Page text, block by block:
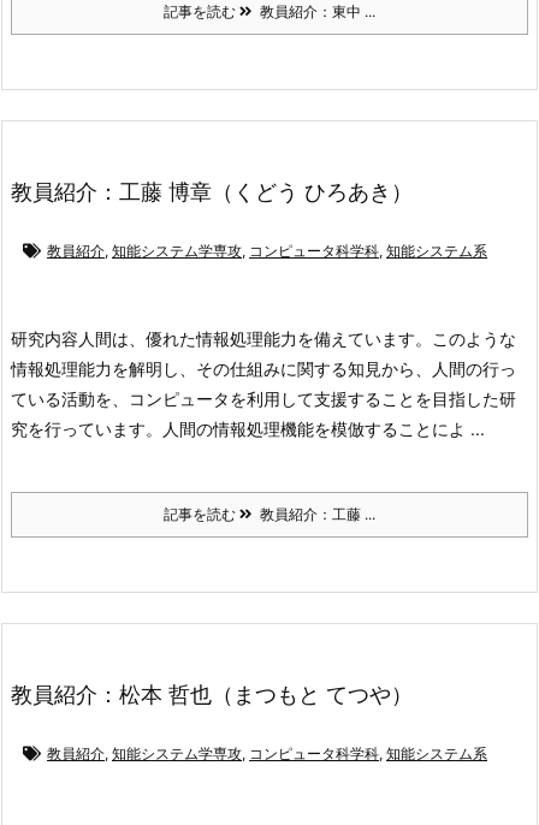
記事を読む 教員紹介：東中 ...
教員紹介：工藤 博章（くどう ひろあき）
教員紹介, 知能システム学専攻, コンピュータ科学科, 知能システム系
研究内容 人間は、優れた情報処理能力を備えています。このような
情報処理能力を解明し、その仕組みに関する知見から、人間の行っ
ている活動を、コンピュータを利用して支援することを目指した研
究を行っています。人間の情報処理機能を模倣することによ ...
記事を読む 教員紹介：工藤 ...
教員紹介：松本 哲也（まつもと てつや）
教員紹介, 知能システム学専攻, コンピュータ科学科, 知能システム系